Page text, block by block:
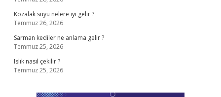
Kozalak suyu nelere iyi gelir ?
Temmuz 26, 2026
Sarman kediler ne anlama gelir ?
Temmuz 25, 2026
Islık nasıl çekilir ?
Temmuz 25, 2026